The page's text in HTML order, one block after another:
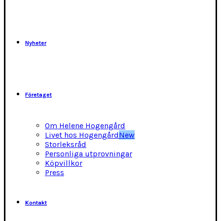
Nyheter
Företaget
Om Helene Hogengård
Livet hos HogengårdNew
Storleksråd
Personliga utprovningar
Köpvillkor
Press
Kontakt